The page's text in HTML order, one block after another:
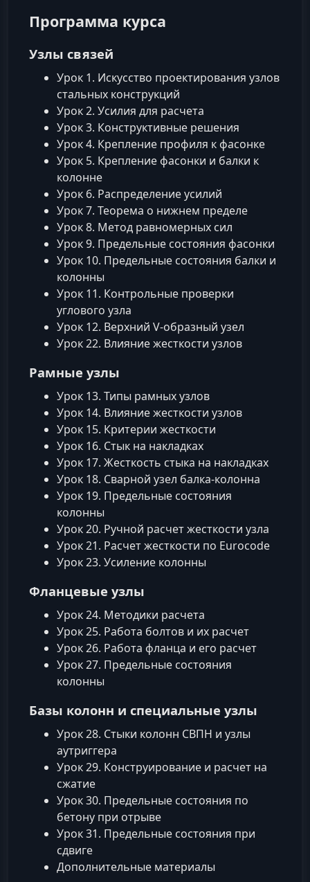
Программа курса
Узлы связей
Урок 1. Искусство проектирования узлов
стальных конструкций
Урок 2. Усилия для расчета
Урок 3. Конструктивные решения
Урок 4. Крепление профиля к фасонке
Урок 5. Крепление фасонки и балки к
колонне
Урок 6. Распределение усилий
Урок 7. Теорема о нижнем пределе
Урок 8. Метод равномерных сил
Урок 9. Предельные состояния фасонки
Урок 10. Предельные состояния балки и
колонны
Урок 11. Контрольные проверки
углового узла
Урок 12. Верхний V‑образный узел
Урок 22. Влияние жесткости узлов
Рамные узлы
Урок 13. Типы рамных узлов
Урок 14. Влияние жесткости узлов
Урок 15. Критерии жесткости
Урок 16. Стык на накладках
Урок 17. Жесткость стыка на накладках
Урок 18. Сварной узел балка‑колонна
Урок 19. Предельные состояния
колонны
Урок 20. Ручной расчет жесткости узла
Урок 21. Расчет жесткости по Eurocode
Урок 23. Усиление колонны
Фланцевые узлы
Урок 24. Методики расчета
Урок 25. Работа болтов и их расчет
Урок 26. Работа фланца и его расчет
Урок 27. Предельные состояния
колонны
Базы колонн и специальные узлы
Урок 28. Стыки колонн СВПН и узлы
аутриггера
Урок 29. Конструирование и расчет на
сжатие
Урок 30. Предельные состояния по
бетону при отрыве
Урок 31. Предельные состояния при
сдвиге
Дополнительные материалы